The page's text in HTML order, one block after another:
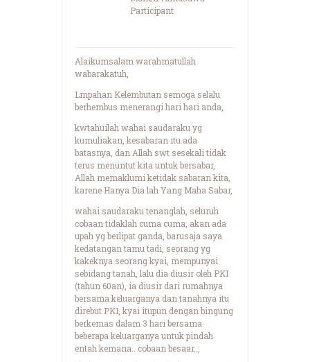
Participant
Alaikumsalam warahmatullah
wabarakatuh,
Lmpahan Kelembutan semoga selalu
berhembus menerangi hari hari anda,
kwtahuilah wahai saudaraku yg
kumuliakan, kesabaran itu ada
batasnya, dan Allah swt sesekali tidak
terus menuntut kita untuk bersabar,
Allah memaklumi ketidak sabaran kita,
karene Hanya Dia lah Yang Maha Sabar,
wahai saudaraku tenanglah, seluruh
cobaan tidaklah cuma cuma, akan ada
upah yg berlipat ganda, barusaja saya
kedatangan tamu tadi, seorang yg
kakeknya seorang kyai, mempunyai
sebidang tanah, lalu dia diusir oleh PKI
(tahun 60an), ia diusir dari rumahnya
bersama keluarganya dan tanahnya itu
direbut PKI, kyai itupun dengan bingung
berkemas dalam 3 hari bersama
beberapa keluarganya untuk pindah
entah kemana.. cobaan besaar..,